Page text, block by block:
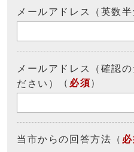
メールアドレス（英数半
メールアドレス（確認
ださい）
（ 必須）
当市からの回答方法 （